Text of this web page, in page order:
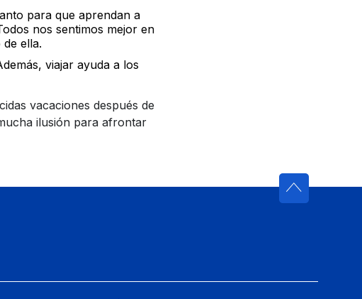
para que aprendan a
nos sentimos mejor en
ella.
viajar ayuda a los
vacaciones después de
ilusión para afrontar